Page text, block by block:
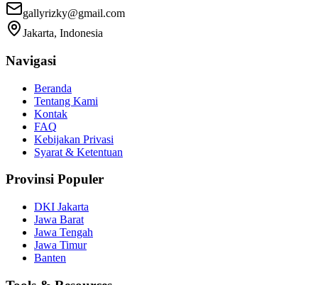
gallyrizky@gmail.com
Jakarta, Indonesia
Navigasi
Beranda
Tentang Kami
Kontak
FAQ
Kebijakan Privasi
Syarat & Ketentuan
Provinsi Populer
DKI Jakarta
Jawa Barat
Jawa Tengah
Jawa Timur
Banten